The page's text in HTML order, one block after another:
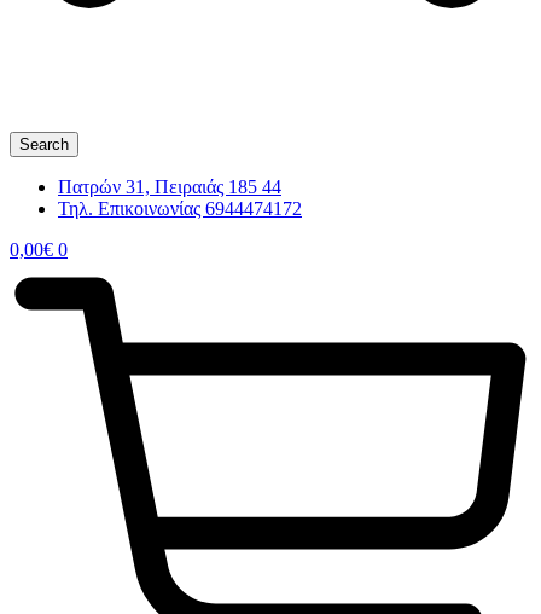
Search
Πατρών 31, Πειραιάς 185 44
Τηλ. Επικοινωνίας 6944474172
0,00€ 0